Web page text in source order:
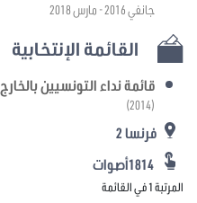
جانفي 2016 - مارس 2018
القائمة الإنتخابية
قائمة نداء التونسيين بالخارج
(2014)
فرنسا 2
المرتبة 1 في القائمة